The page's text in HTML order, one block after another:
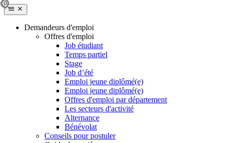
Demandeurs d'emploi
Offres d'emploi
Job étudiant
Temps partiel
Stage
Job d’été
Emploi jeune diplômé(e)
Emploi jeune diplômé(e)
Offres d'emploi par département
Les secteurs d'activité
Alternance
Bénévolat
Conseils pour postuler